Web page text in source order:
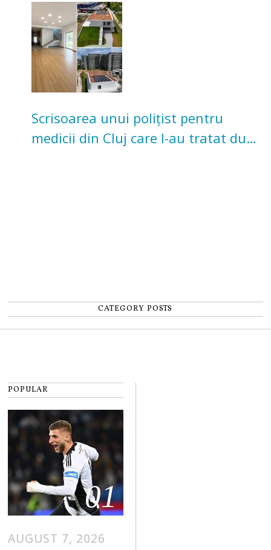
pentru copii
Scrisoarea unui polițist pentru
medicii din Cluj care l-au tratat după
CATEGORY POSTS
POPULAR
01
AUGUST 7, 2026